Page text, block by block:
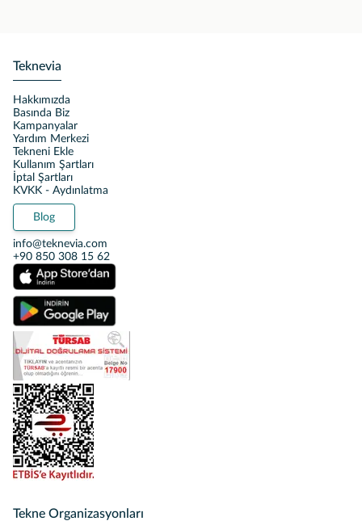
Teknevia
Hakkımızda
Basında Biz
Kampanyalar
Yardım Merkezi
Tekneni Ekle
Kullanım Şartları
İptal Şartları
KVKK - Aydınlatma
Blog
info@teknevia.com
+90 850 308 15 62
Tekne Organizasyonları